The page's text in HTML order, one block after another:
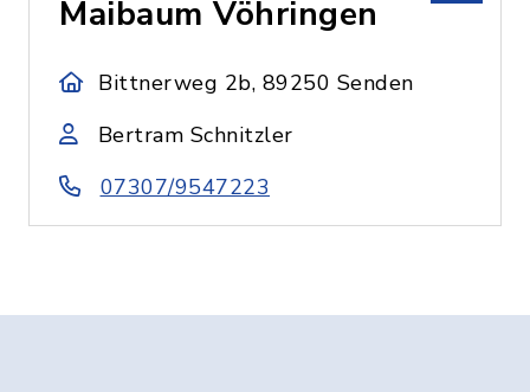
Maibaum Vöhringen
Bittnerweg 2b, 89250 Senden
Bertram Schnitzler
07307/9547223